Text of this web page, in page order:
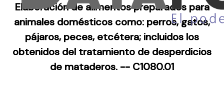
Elaboración de alimentos preparados para
animales domésticos como: perros, gatos,
pájaros, peces, etcétera; incluidos los
obtenidos del tratamiento de desperdicios
de mataderos. -- C1080.01